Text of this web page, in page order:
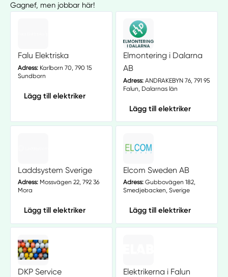
Gagnef, men jobbar här!
Falu Elektriska
Adress:Karlborn 70, 790 15
Sundborn
Lägg till elektriker
Elmontering i Dalarna
AB
Adress:ANDRAKEBYN 76, 791 95
Falun, Dalarnas län
Lägg till elektriker
Laddsystem Sverige
Adress:Mossvägen 22, 792 36
Mora
Lägg till elektriker
Elcom Sweden AB
Adress:Gubbovägen 182,
Smedjebacken, Sverige
Lägg till elektriker
DKP Service Elektrikerna i Falun